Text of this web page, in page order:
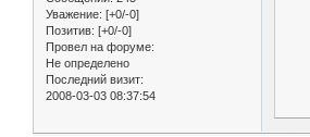
Уважение: [+0/-0]
Позитив: [+0/-0]
Провел на форуме:
Не определено
Последний визит:
2008-03-03 08:37:54